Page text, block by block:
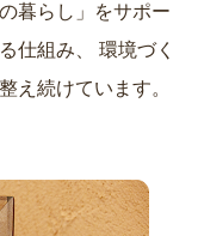
暮らし」をサポー
仕組み、
え続けています。